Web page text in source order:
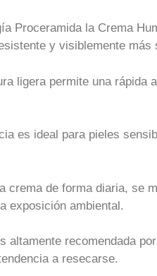
Proceramida la Crema
y visiblemente
ligera permite una
es ideal para pieles
crema de forma diaria, se
exposición ambiental.
altamente recomendada
a resecarse.